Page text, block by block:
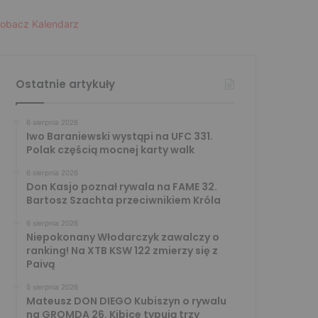
Kalendarz
Ostatnie artykuły
6 sierpnia 2026
Iwo Baraniewski wystąpi na UFC 331.
Polak częścią mocnej karty walk
6 sierpnia 2026
Don Kasjo poznał rywala na FAME 32.
Bartosz Szachta przeciwnikiem Króla
6 sierpnia 2026
Niepokonany Włodarczyk zawalczy o
ranking! Na XTB KSW 122 zmierzy się z
Paivą
5 sierpnia 2026
Mateusz DON DIEGO Kubiszyn o rywalu
na GROMDA 26. Kibice typują trzy